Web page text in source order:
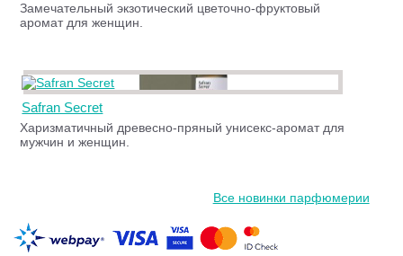
Замечательный экзотический цветочно-фруктовый
аромат для женщин.
Safran Secret
Харизматичный древесно-пряный унисекс-аромат для
мужчин и женщин.
Все новинки парфюмерии